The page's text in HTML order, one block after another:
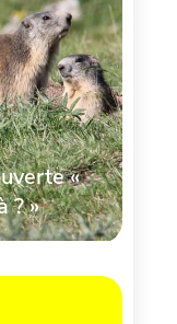
«
? »